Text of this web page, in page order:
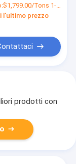
2205 di 3mm x
costruzione
$1,799.00/Tons 1-9 Tons
l'ultimo prezzo
prodotti con